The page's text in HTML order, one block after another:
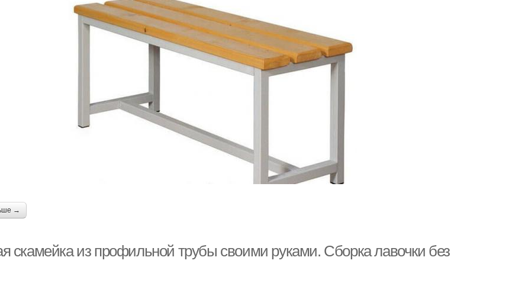
→
скамейка из профильной трубы своими руками. Сборка лавочки без